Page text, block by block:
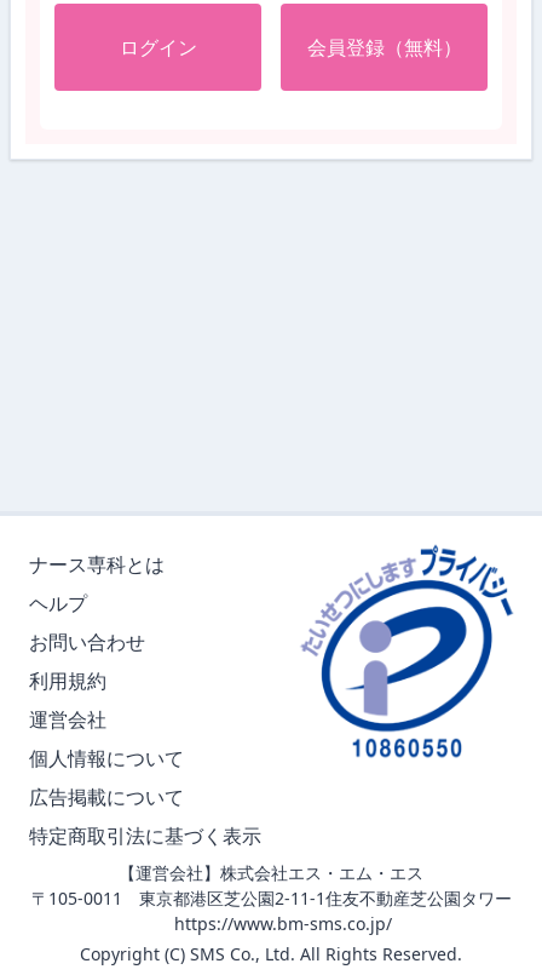
ログイン 会員登録（無料）
ナース専科とは
ヘルプ
お問い合わせ
利用規約
運営会社
個人情報について
広告掲載について
特定商取引法に基づく表示
【運営会社】株式会社エス・エム・エス
〒105-0011 東京都港区芝公園2-11-1住友不動産芝公園タワー
https://www.bm-sms.co.jp/
Copyright (C) SMS Co., Ltd. All Rights Reserved.